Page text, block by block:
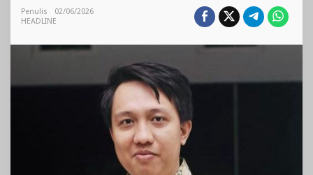
Eru
Oil
Penulis
02/06/2026
HEADLINE